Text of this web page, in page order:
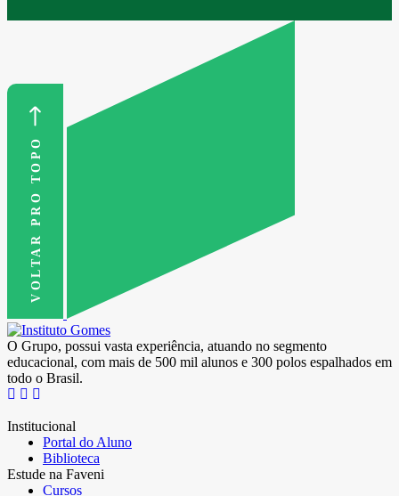
VOLTAR PRO TOPO
O Grupo, possui vasta experiência, atuando no segmento
educacional, com mais de 500 mil alunos e 300 polos espalhados em
todo o Brasil.
Institucional
Portal do Aluno
Biblioteca
Estude na Faveni
Cursos